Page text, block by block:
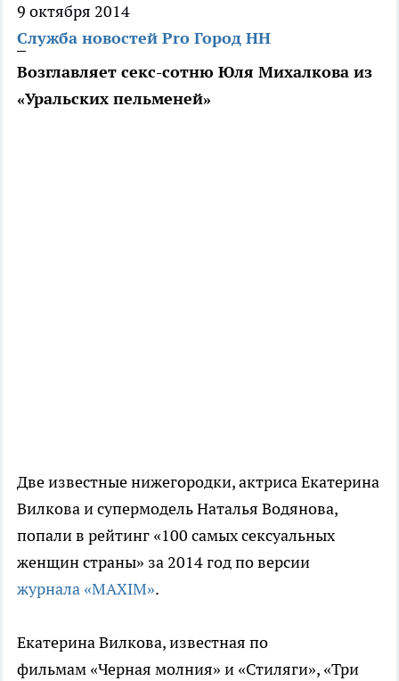
9 октября 2014
Служба новостей Pro Город НН
Возглавляет секс-сотню Юля Михалкова из
«Уральских пельменей»
Две известные нижегородки, актриса Екатерина
Вилкова и супермодель Наталья Водянова,
попали в рейтинг «100 самых сексуальных
женщин страны» за 2014 год по версии
журнала «MAXIM».
Екатерина Вилкова, известная по
фильмам «Черная молния» и «Стиляги», «Три